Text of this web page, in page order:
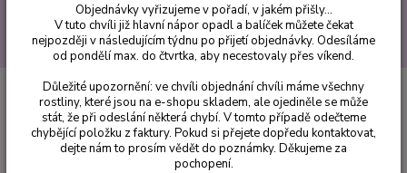
Hledat
Balkónové rostliny Acnistus Australis-červený - cena na prodejně
Acnistus Australis-červený - cena
na prodejně
Objednávky vyřizujeme v pořadí, v jakém přišly...
V tuto chvíli již hlavní nápor opadl a balíček můžete čekat
nejpozději v následujícím týdnu po přijetí objednávky. Odesíláme
od pondělí max. do čtvrtka, aby necestovaly přes víkend.
Důležité upozornění: ve chvíli objednání chvíli máme všechny
rostliny, které jsou na e-shopu skladem, ale ojediněle se může
stát, že při odeslání některá chybí. V tomto případě odečteme
chybějící položku z faktury. Pokud si přejete dopředu kontaktovat,
dejte nám to prosím vědět do poznámky. Děkujeme za
pochopení.